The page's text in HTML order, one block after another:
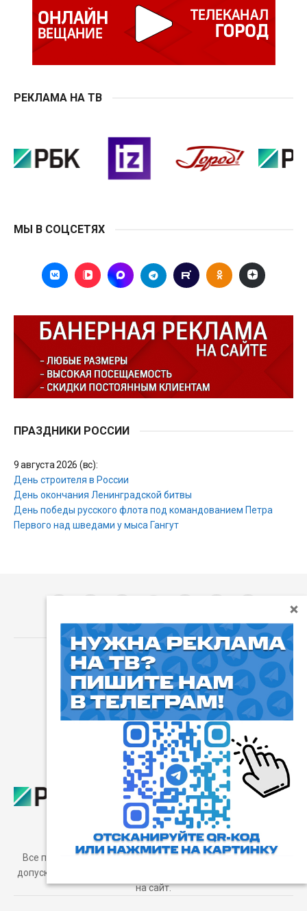
РЕКЛАМА НА ТВ
МЫ В СОЦСЕТЯХ
ПРАЗДНИКИ РОССИИ
9 августа 2026 (вс):
День строителя в России
День окончания Ленинградской битвы
День победы русского флота под командованием Петра
Первого над шведами у мыса Гангут
Пользовательское соглашение
Все права защищены. Любое использование материалов
допускается только с согласия редакции, а также с ссылкой
на сайт.